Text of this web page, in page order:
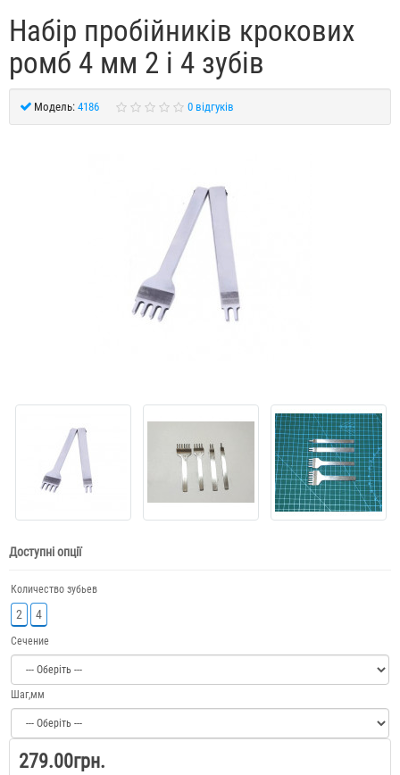
Набір пробійників крокових
ромб 4 мм 2 і 4 зубів
Модель: 4186 0 відгуків
Доступні опції
Количество зубьев
2 4
Сечение
Шаг,мм
279.00грн.